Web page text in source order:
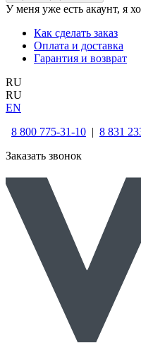
У меня уже есть акаунт, я
Как сделать заказ
Оплата и доставка
Гарантия и возврат
RU
RU
EN
8 800 775-31-10 | 8 831
Заказать звонок